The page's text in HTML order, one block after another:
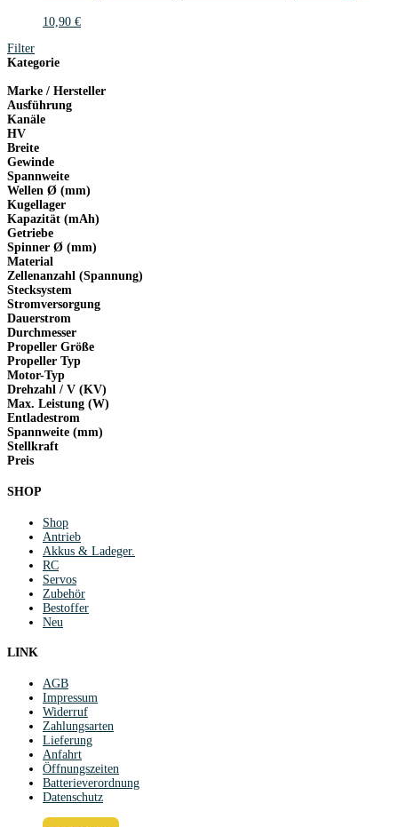
10,90 €
Filter
Kategorie
Marke / Hersteller
Ausführung
Kanäle
HV
Breite
Gewinde
Spannweite
Wellen Ø (mm)
Kugellager
Kapazität (mAh)
Getriebe
Spinner Ø (mm)
Material
Zellenanzahl (Spannung)
Stecksystem
Stromversorgung
Dauerstrom
Durchmesser
Propeller Größe
Propeller Typ
Motor-Typ
Drehzahl / V (KV)
Max. Leistung (W)
Entladestrom
Spannweite (mm)
Stellkraft
Preis
SHOP
Shop
Antrieb
Akkus & Ladeger.
RC
Servos
Zubehör
Bestoffer
Neu
LINK
AGB
Impressum
Widerruf
Zahlungsarten
Lieferung
Anfahrt
Öffnungszeiten
Batterieverordnung
Datenschutz